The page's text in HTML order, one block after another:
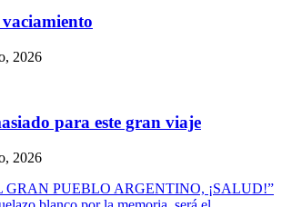
2026
para este gran viaje
2026
GRAN PUEBLO ARGENTINO, ¡SALUD!”